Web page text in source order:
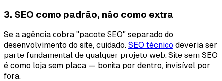
3. SEO como padrão, não como extra
Se a agência cobra "pacote SEO" separado do
desenvolvimento do site, cuidado. SEO técnico deveria ser
parte fundamental de qualquer projeto web. Site sem SEO
é como loja sem placa — bonita por dentro, invisível por
fora.